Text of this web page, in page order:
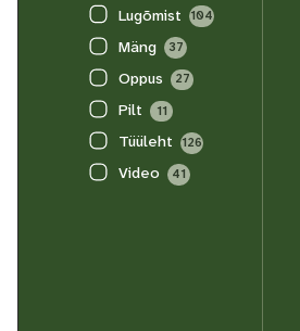
Lugõmist 104
Mäng 37
Oppus 27
Pilt 11
Tüüleht 126
Video 41